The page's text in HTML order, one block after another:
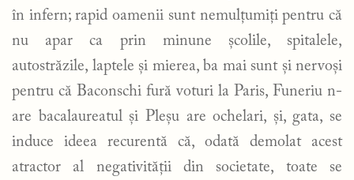
în infern; rapid oamenii sunt nemulțumiți pentru că
nu apar ca prin minune școlile, spitalele,
autostrăzile, laptele și mierea, ba mai sunt și nervoși
pentru că Baconschi fură voturi la Paris, Funeriu n-
are bacalaureatul și Pleșu are ochelari, și, gata, se
induce ideea recurentă că, odată demolat acest
atractor al negativității din societate, toate se